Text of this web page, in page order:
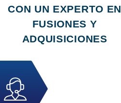
CON UN EXPERTO EN
FUSIONES Y
ADQUISICIONES